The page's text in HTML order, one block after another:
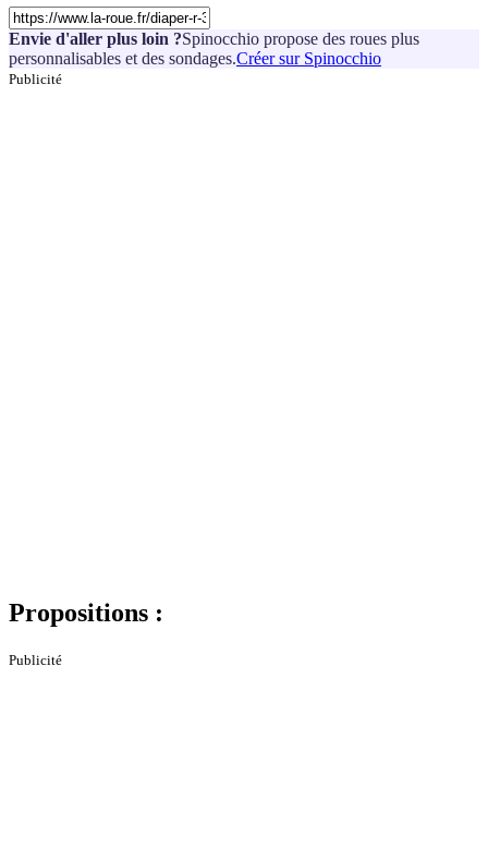
Envie d'aller plus loin ?Spinocchio propose des roues plus
personnalisables et des sondages.Créer sur Spinocchio
Publicité
Propositions :
Publicité